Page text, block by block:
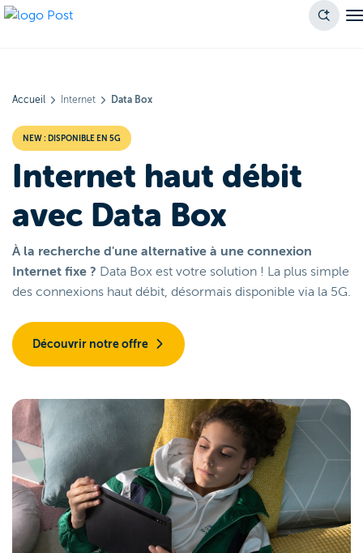
Accueil Internet Data Box
NEW : DISPONIBLE EN 5G
Internet haut débit
avec Data Box
À la recherche d'une alternative à une connexion
Internet fixe ? Data Box est votre solution ! La plus simple
des connexions haut débit, désormais disponible via la 5G.
Découvrir notre offre